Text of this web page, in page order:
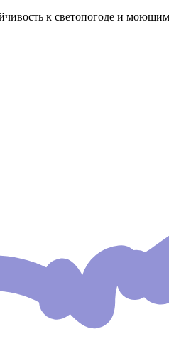
к светопогоде и